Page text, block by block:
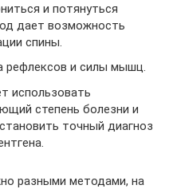
и потянуться
дает возможность
спины.
рефлексов и силы мышц.
использовать
степень болезни и
точный диагноз
разными методами, на